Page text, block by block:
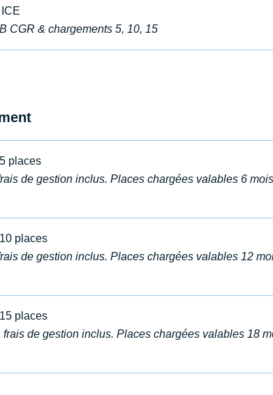
CGR & chargements 5, 10, 15
places
de gestion inclus. Places chargées valables 6
places
de gestion inclus. Places chargées valables 12
places
frais de gestion inclus. Places chargées valables 18